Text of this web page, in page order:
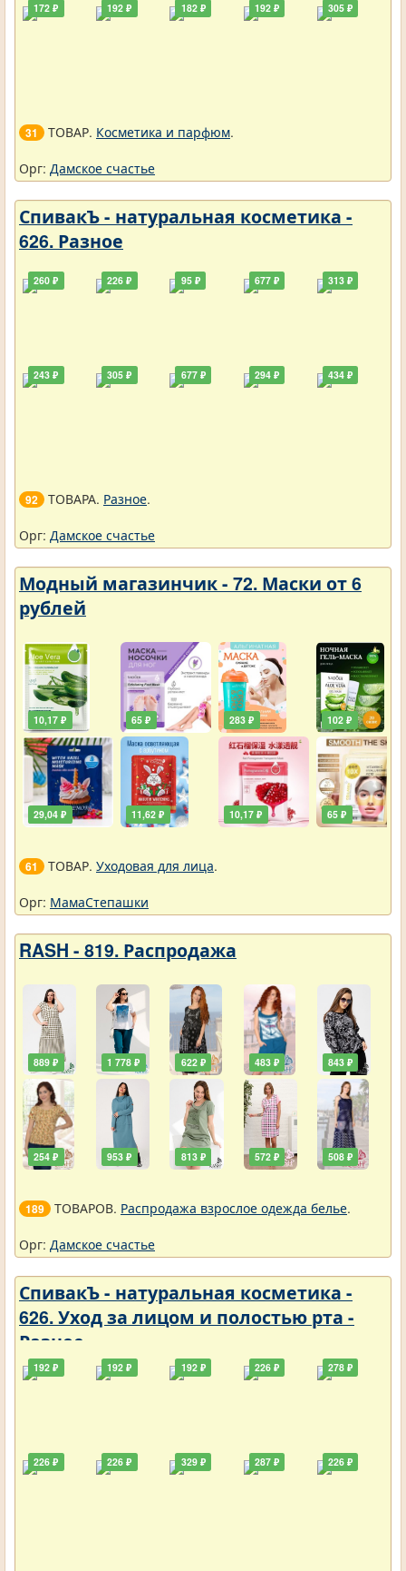
172 ₽ 192 ₽ 182 ₽ 192 ₽ 305 ₽
31 ТОВАР. Косметика и парфюм.
Орг: Дамское счастье
СпивакЪ - натуральная косметика -
626. Разное
260 ₽
243 ₽
226 ₽
305 ₽
95 ₽
677 ₽
677 ₽
294 ₽
313 ₽
434 ₽
92 ТОВАРА. Разное.
Орг: Дамское счастье
Модный магазинчик - 72. Маски от 6
рублей
10,17 ₽
29,04 ₽
65 ₽
11,62 ₽
283 ₽
10,17 ₽
102 ₽
65 ₽
61 ТОВАР. Уходовая для лица.
Орг: МамаСтепашки
RASH - 819. Распродажа
889 ₽
254 ₽
1 778 ₽
953 ₽
622 ₽
813 ₽
483 ₽
572 ₽
843 ₽
508 ₽
189 ТОВАРОВ. Распродажа взрослое одежда белье.
Орг: Дамское счастье
СпивакЪ - натуральная косметика -
626. Уход за лицом и полостью рта -
Разное
192 ₽
226 ₽
192 ₽
226 ₽
192 ₽
329 ₽
226 ₽
287 ₽
278 ₽
226 ₽